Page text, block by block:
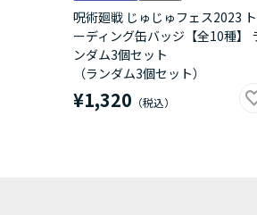
呪術廻戦 じゅじゅフェス2023
ーディング缶バッジ【全10種】
ンダム3個セット
（ランダム3個セット）
¥1,320